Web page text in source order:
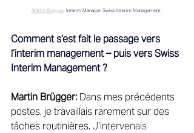
Martin Brügger, Interim Manager Swiss Interim Management
Comment s’est fait le passage vers
l’interim management – puis vers Swiss
Interim Management ?
Martin Brügger: Dans mes précédents
postes, je travaillais rarement sur des
tâches routinières. J’intervenais